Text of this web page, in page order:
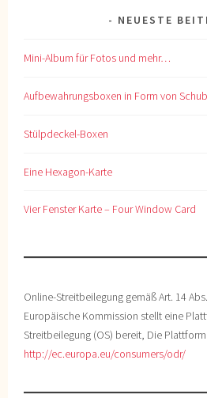
NEUESTE
Mini-Album für Fotos und mehr…
Aufbewahrungsboxen in Form von
Stülpdeckel-Boxen
Eine Hexagon-Karte
Vier Fenster Karte – Four Window Card
Online-Streitbeilegung gemäß Art. 14
Europäische Kommission stellt eine
Streitbeilegung (OS) bereit, Die
http://ec.europa.eu/consumers/odr/